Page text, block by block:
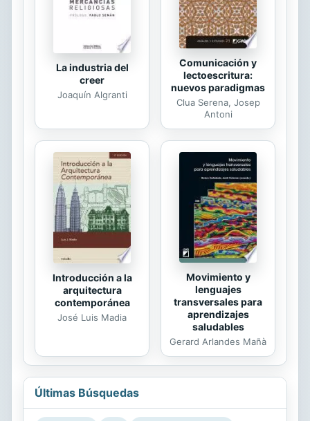
sin una parte importante del
tratamiento, generando...
La industria del
creer
Joaquín Algranti
Comunicación y
lectoescritura:
nuevos paradigmas
Clua Serena, Josep
Antoni
Introducción a la
arquitectura
contemporánea
José Luis Madia
Movimiento y
lenguajes
transversales para
aprendizajes
saludables
Gerard Arlandes Mañà
Últimas Búsquedas